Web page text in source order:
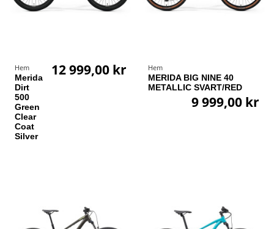
Hem
Merida
Dirt
500
Green
Clear
Coat
Silver
12 999,00 kr Hem
MERIDA BIG NINE 40
METALLIC SVART/RED
9 999,00 kr